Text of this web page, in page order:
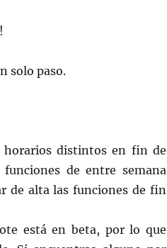
solo paso.
horarios distintos en fin de
de entre semana
de alta las funciones de fin
está en beta, por lo que